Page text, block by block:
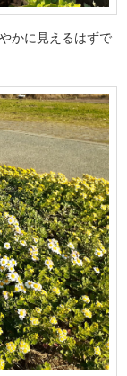
かに見えるはずで